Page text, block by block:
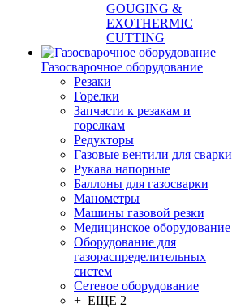
GOUGING &
EXOTHERMIC
CUTTING
Газосварочное оборудование
Резаки
Горелки
Запчасти к резакам и
горелкам
Редукторы
Газовые вентили для сварки
Рукава напорные
Баллоны для газосварки
Манометры
Машины газовой резки
Медицинское оборудование
Оборудование для
газораспределительных
систем
Сетевое оборудование
+ ЕЩЕ 2